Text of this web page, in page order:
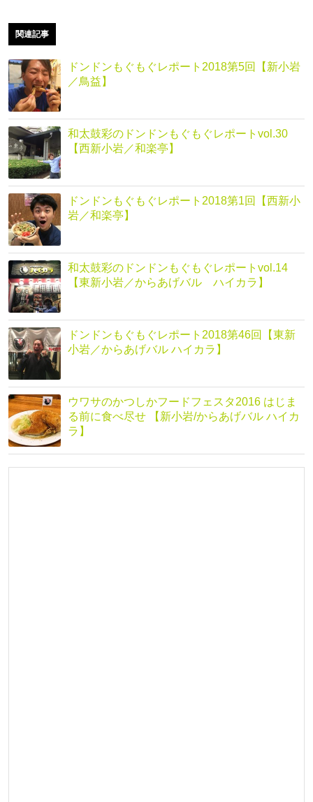
関連記事
ドンドンもぐもぐレポート2018第5回【新小岩
／鳥益】
和太鼓彩のドンドンもぐもぐレポートvol.30
【西新小岩／和楽亭】
ドンドンもぐもぐレポート2018第1回【西新小
岩／和楽亭】
和太鼓彩のドンドンもぐもぐレポートvol.14
【東新小岩／からあげバル ハイカラ】
ドンドンもぐもぐレポート2018第46回【東新
小岩／からあげバル ハイカラ】
ウワサのかつしかフードフェスタ2016 はじま
る前に食べ尽せ 【新小岩/からあげバル ハイカ
ラ】